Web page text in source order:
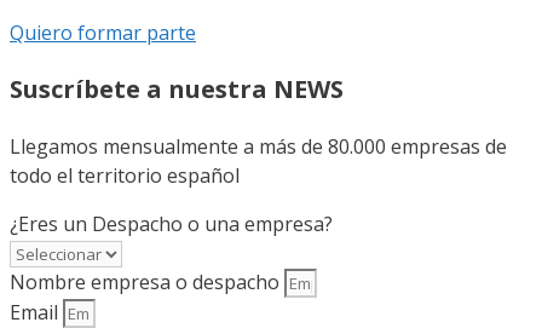
Quiero formar parte
Suscríbete a nuestra NEWS
Llegamos mensualmente a más de 80.000 empresas de
todo el territorio español
¿Eres un Despacho o una empresa?
Nombre empresa o despacho
Email